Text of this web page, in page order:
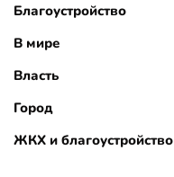
Благоустройство
В мире
Власть
Город
ЖКХ и благоустройство